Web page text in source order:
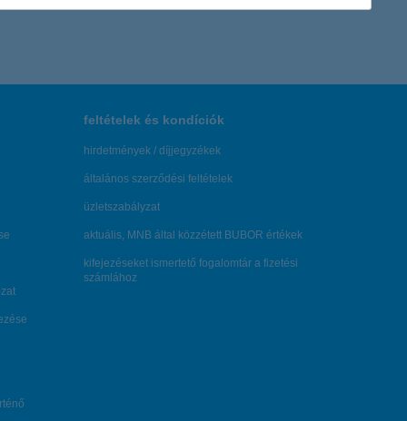
feltételek és kondíciók
hirdetmények / díjjegyzékek
általános szerződési feltételek
üzletszabályzat
aktuális, MNB által közzétett BUBOR értékek
kifejezéseket ismertető fogalomtár a fizetési
számlához